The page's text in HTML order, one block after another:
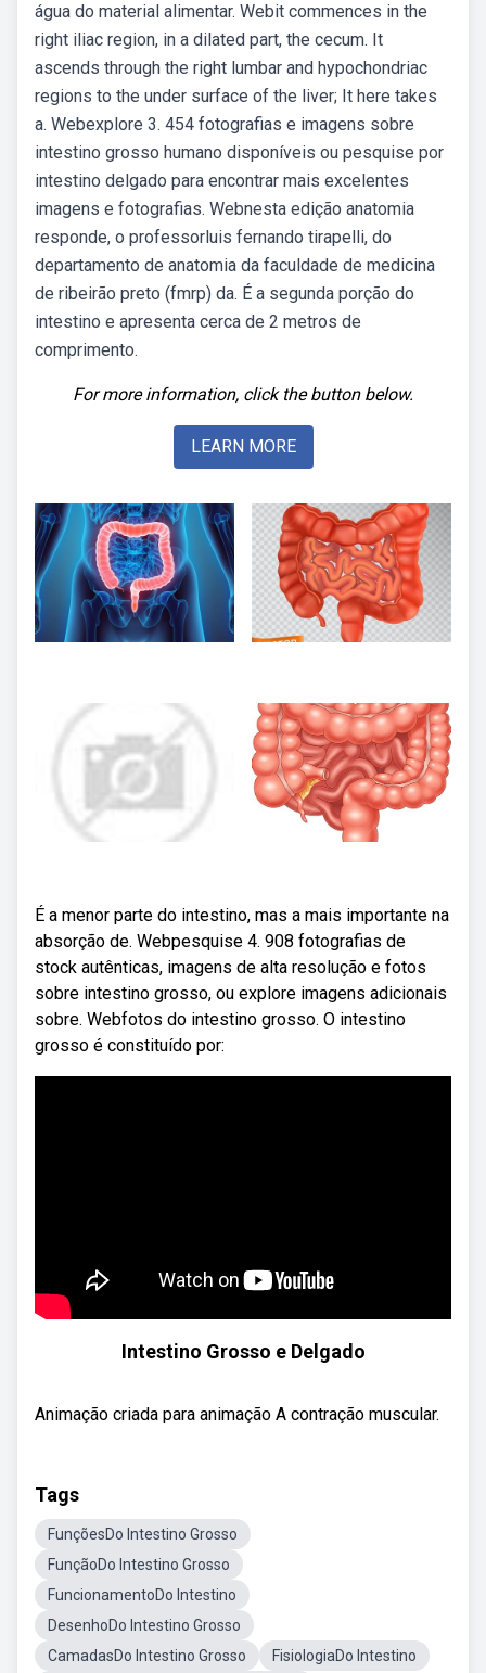
água do material alimentar. Webit commences in the
right iliac region, in a dilated part, the cecum. It
ascends through the right lumbar and hypochondriac
regions to the under surface of the liver; It here takes
a. Webexplore 3. 454 fotografias e imagens sobre
intestino grosso humano disponíveis ou pesquise por
intestino delgado para encontrar mais excelentes
imagens e fotografias. Webnesta edição anatomia
responde, o professorluis fernando tirapelli, do
departamento de anatomia da faculdade de medicina
de ribeirão preto (fmrp) da. É a segunda porção do
intestino e apresenta cerca de 2 metros de
comprimento.
For more information, click the button below.
LEARN MORE
É a menor parte do intestino, mas a mais importante na
absorção de. Webpesquise 4. 908 fotografias de
stock autênticas, imagens de alta resolução e fotos
sobre intestino grosso, ou explore imagens adicionais
sobre. Webfotos do intestino grosso. O intestino
grosso é constituído por:
Intestino Grosso e Delgado
Animação criada para animação A contração muscular.
Tags
FunçõesDo Intestino Grosso
FunçãoDo Intestino Grosso
FuncionamentoDo Intestino
DesenhoDo Intestino Grosso
CamadasDo Intestino Grosso
FisiologiaDo Intestino